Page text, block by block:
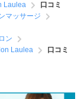
Laulea
口コミ
マッサージ
ン
Laulea 口コミ